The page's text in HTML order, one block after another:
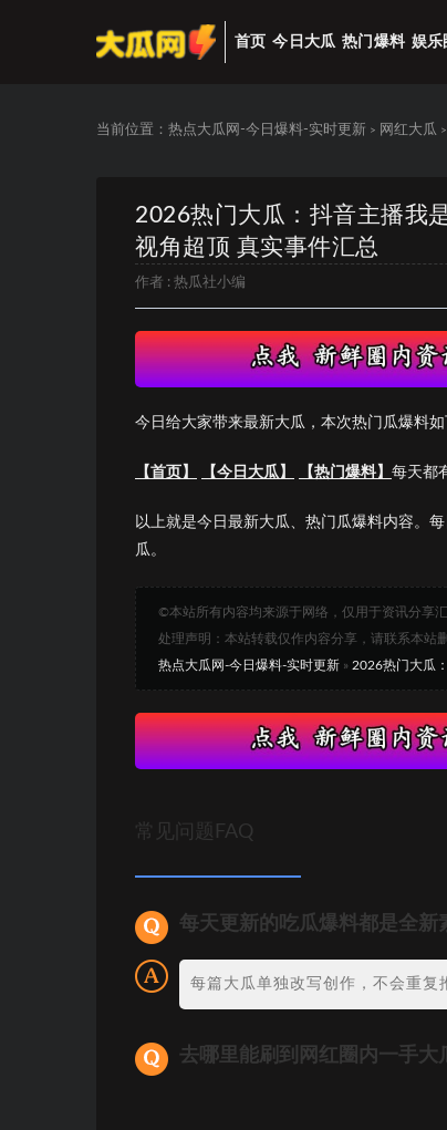
首页 今日大瓜 热门爆料 娱乐
当前位置： 热点大瓜网-今日爆料-实时更新 > 网红大瓜 >
2026热门大瓜：抖音主播我
视角超顶 真实事件汇总
作者 : 热瓜社小编
今日给大家带来最新大瓜，本次热门瓜爆料如
【首页】 【今日大瓜】 【热门爆料】 每天都
以上就是今日最新大瓜、热门瓜爆料内容。
瓜。
©本站所有内容均来源于网络，仅用于资讯分享
处理声明：本站转载仅作内容分享，请联系本站
热点大瓜网-今日爆料-实时更新 » 2026热门大瓜
常见问题FAQ
每天更新的吃瓜爆料都是全新
每篇大瓜单独改写创作，不会重复
去哪里能刷到网红圈内一手大